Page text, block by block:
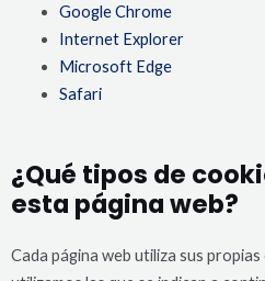
Google Chrome
Internet Explorer
Microsoft Edge
Safari
¿Qué tipos de
esta página web?
Cada página web utiliza sus